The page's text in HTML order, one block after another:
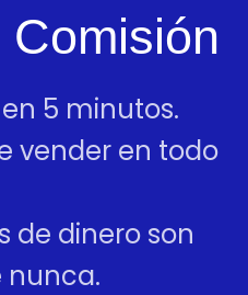
5 minutos.
vender en todo
de dinero son
nunca.